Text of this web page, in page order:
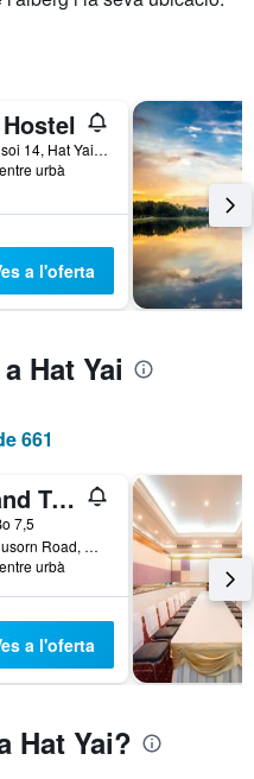
thung sao 2 soi 14, Hat Yai, Tailàndia
urbà
a l'oferta
Hat Yai
661
BP Grand Tower Hotel
7,5
74 Sanehanusorn Road, Hat Yai, Tailàndia
urbà
a l'oferta
Hat Yai?